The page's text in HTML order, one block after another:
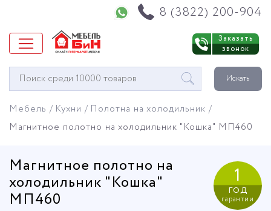
8 (3822) 200-904
Заказать
звонок
Окно
поиска
Искать
Мебель Кухни
Полотна на холодильник
Магнитное полотно на холодильник "Кошка" МП460
Магнитное полотно на
холодильник "Кошка"
МП460
1
год
гарантии